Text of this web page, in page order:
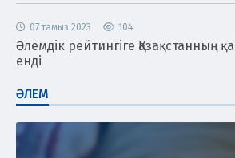
07 тамыз 2023 104
Әлемдік рейтингіге Қазақстанның
енді
ӘЛЕМ